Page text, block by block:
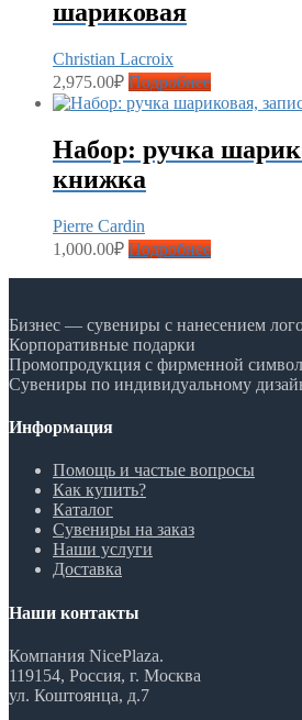
шариковая
Christian Lacroix
2,975.00₽ Подробнее
Набор: ручка
книжка
Pierre Cardin
1,000.00₽ Подробнее
Бизнес — сувениры с нанесением
Корпоративные подарки
Промопродукция с фирменной
Сувениры по индивидуальному
Информация
Помощь и частые вопросы
Как купить?
Каталог
Сувениры на заказ
Наши услуги
Доставка
Наши контакты
Компания NicePlaza.
119154, Россия, г. Москва
ул. Коштоянца, д.7